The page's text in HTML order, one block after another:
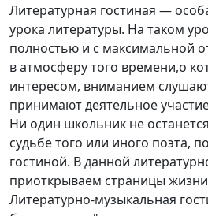
Литературная гостиная —
урока литературы. На таком
полностью и с максимальной
в атмосферу того времени,о
интересом, вниманием
принимают деятельное
Ни один школьник не
судьбе того или иного поэта,
гостиной. В данной
приоткрываем страницы
Литературно-музыкальная